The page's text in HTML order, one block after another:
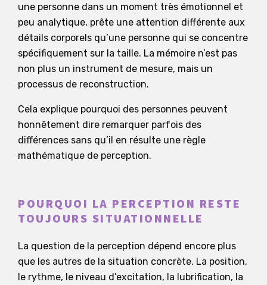
une personne dans un moment très émotionnel et
peu analytique, prête une attention différente aux
détails corporels qu’une personne qui se concentre
spécifiquement sur la taille. La mémoire n’est pas
non plus un instrument de mesure, mais un
processus de reconstruction.
Cela explique pourquoi des personnes peuvent
honnêtement dire remarquer parfois des
différences sans qu’il en résulte une règle
mathématique de perception.
POURQUOI LA PERCEPTION RESTE
TOUJOURS SITUATIONNELLE
La question de la perception dépend encore plus
que les autres de la situation concrète. La position,
le rythme, le niveau d’excitation, la lubrification, la